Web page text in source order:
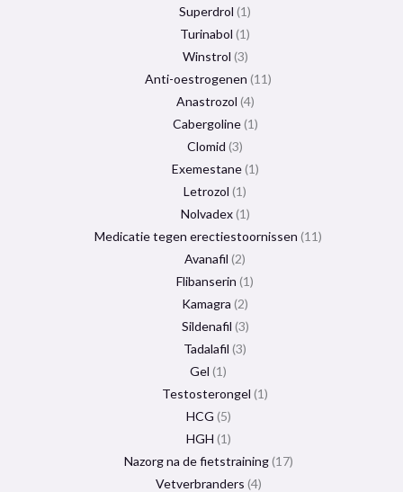
Superdrol 1
Turinabol 1
Winstrol 3
Anti-oestrogenen 11
Anastrozol 4
Cabergoline 1
Clomid 3
Exemestane 1
Letrozol 1
Nolvadex 1
Medicatie tegen erectiestoornissen 11
Avanafil 2
Flibanserin 1
Kamagra 2
Sildenafil 3
Tadalafil 3
Gel 1
Testosterongel 1
HCG 5
HGH 1
Nazorg na de fietstraining 17
Vetverbranders 4